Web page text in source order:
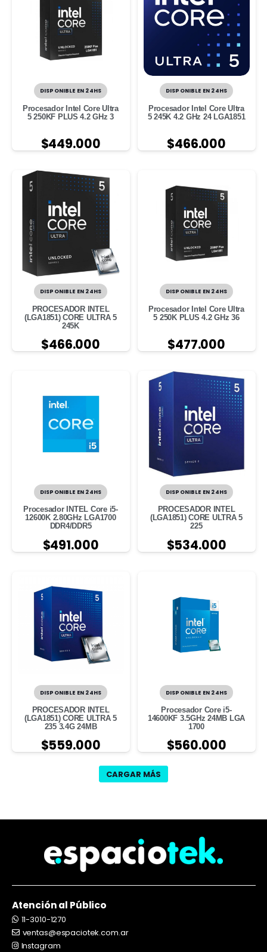
DISPONIBLE EN 24HS
Procesador Intel Core Ultra
5 250KF PLUS 4.2 GHz 3
$449.000
DISPONIBLE EN 24HS
Procesador Intel Core Ultra
5 245K 4.2 GHz 24 LGA1851
$466.000
DISPONIBLE EN 24HS
PROCESADOR INTEL
(LGA1851) CORE ULTRA 5
245K
$466.000
DISPONIBLE EN 24HS
Procesador Intel Core Ultra
5 250K PLUS 4.2 GHz 36
$477.000
DISPONIBLE EN 24HS
Procesador INTEL Core i5-
12600K 2.80GHz LGA1700
DDR4/DDR5
$491.000
DISPONIBLE EN 24HS
PROCESADOR INTEL
(LGA1851) CORE ULTRA 5
225
$534.000
DISPONIBLE EN 24HS
PROCESADOR INTEL
(LGA1851) CORE ULTRA 5
235 3.4G 24MB
$559.000
DISPONIBLE EN 24HS
Procesador Core i5-
14600KF 3.5GHz 24MB LGA
1700
$560.000
CARGAR MÁS
Atención al Público
11-3010-1270
ventas@espaciotek.com.ar
Instagram